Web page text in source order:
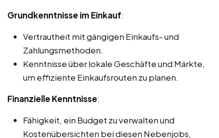
Grundkenntnisse im Einkauf:
Vertrautheit mit gängigen Einkaufs- und
Zahlungsmethoden.
Kenntnisse über lokale Geschäfte und Märkte,
um effiziente Einkaufsrouten zu planen.
Finanzielle Kenntnisse:
Fähigkeit, ein Budget zu verwalten und
Kostenübersichten bei diesen Nebenjobs,